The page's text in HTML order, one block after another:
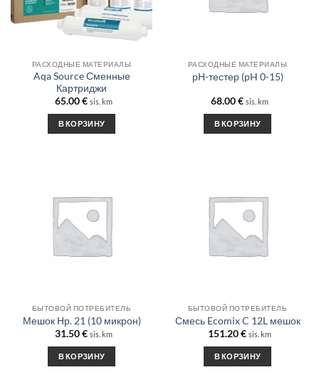
РАСХОДНЫЕ МАТЕРИАЛЫ
Aqa Source Сменные
Картриджи
65.00€ sis. km
В КОРЗИНУ
РАСХОДНЫЕ МАТЕРИАЛЫ
рН-тестер (pH 0-15)
68.00€ sis. km
В КОРЗИНУ
БЫТОВОЙ ПОТРЕБИТЕЛЬ
Мешок Нр. 21 (10 микрон)
31.50€ sis. km
В КОРЗИНУ
БЫТОВОЙ ПОТРЕБИТЕЛЬ
Смесь Ecomix C 12L мешок
151.20€ sis. km
В КОРЗИНУ